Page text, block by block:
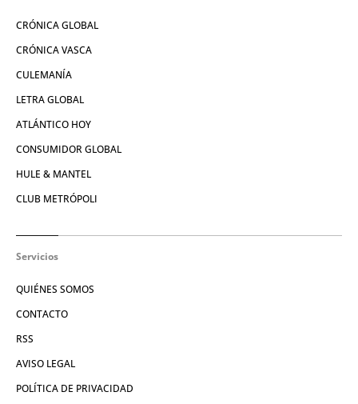
CRÓNICA GLOBAL
CRÓNICA VASCA
CULEMANÍA
LETRA GLOBAL
ATLÁNTICO HOY
CONSUMIDOR GLOBAL
HULE & MANTEL
CLUB METRÓPOLI
Servicios
QUIÉNES SOMOS
CONTACTO
RSS
AVISO LEGAL
POLÍTICA DE PRIVACIDAD